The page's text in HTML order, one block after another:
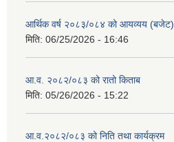
आर्थिक वर्ष २०८३/०८४ को आयव्यय (बजेट)
मिति: 06/25/2026 - 16:46
आ.व. २०८२/०८३ को रातो किताब
मिति: 05/26/2026 - 15:22
आ.व.२०८२/०८३ को निति तथा कार्यक्रम